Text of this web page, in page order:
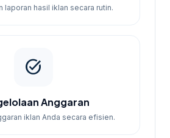
laporan hasil iklan secara rutin.
task_alt
Anggaran
iklan Anda secara efisien.